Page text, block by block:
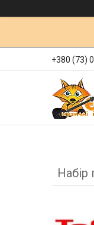
+380 (73)
Набір